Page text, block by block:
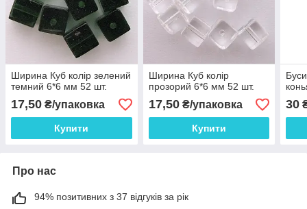
Ширина Куб колір зелений
темний 6*6 мм 52 шт.
17,50 ₴/упаковка
Купити
Ширина Куб колір
прозорий 6*6 мм 52 шт.
17,50₴/упаковка
Купити
30
Про нас
94% позитивних з 37 відгуків за рік